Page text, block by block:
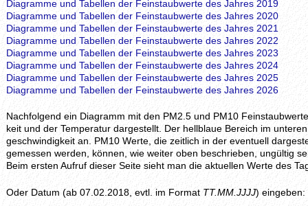
Diagramme und Tabellen der Feinstaubwerte des Jahres 2019
Diagramme und Tabellen der Feinstaubwerte des Jahres 2020
Diagramme und Tabellen der Feinstaubwerte des Jahres 2021
Diagramme und Tabellen der Feinstaubwerte des Jahres 2022
Diagramme und Tabellen der Feinstaubwerte des Jahres 2023
Diagramme und Tabellen der Feinstaubwerte des Jahres 2024
Diagramme und Tabellen der Feinstaubwerte des Jahres 2025
Diagramme und Tabellen der Feinstaubwerte des Jahres 2026
Nachfolgend ein Diagramm mit den PM2.5 und PM10
keit und der Temperatur dargestellt. Der hellblaue Bereich im
geschwindig­keit an. PM10 Werte, die zeitlich in der eventuell
gemessen werden, können, wie weiter oben beschrieben, ungültig
Beim ersten Aufruf dieser Seite sieht man die aktuellen Werte des
Oder Datum (ab 07.02.2018, evtl. im Format TT.MM.JJJJ) eingeben: